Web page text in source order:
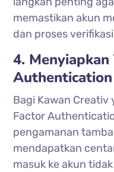
memastikan akun
dan proses
4.
Authentication
Bagi Kawan Creativ
Factor
pengamanan
mendapatkan
masuk ke akun